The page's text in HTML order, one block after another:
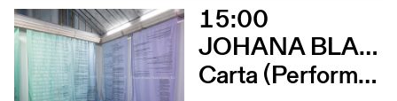
15:00
JOHANA BLANC ET SIMONE HOLLIGER
Carta (Performance de Johana Blanc)